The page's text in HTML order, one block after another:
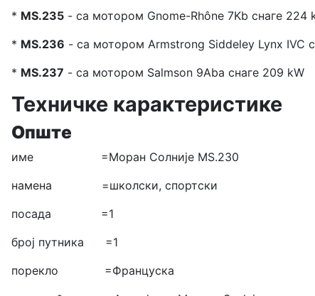
* MS.235 - са мотором Gnome-Rhône 7Kb снаге
* MS.236 - са мотором Armstrong Siddeley Lynx IVC
* MS.237 - са мотором Salmson 9Aba снаге 209 kW
Техничке карактеристике
Опште
име =Моран Солније MS.230
намена =школски, спортски
посада =1
број путника =1
порекло =Француска